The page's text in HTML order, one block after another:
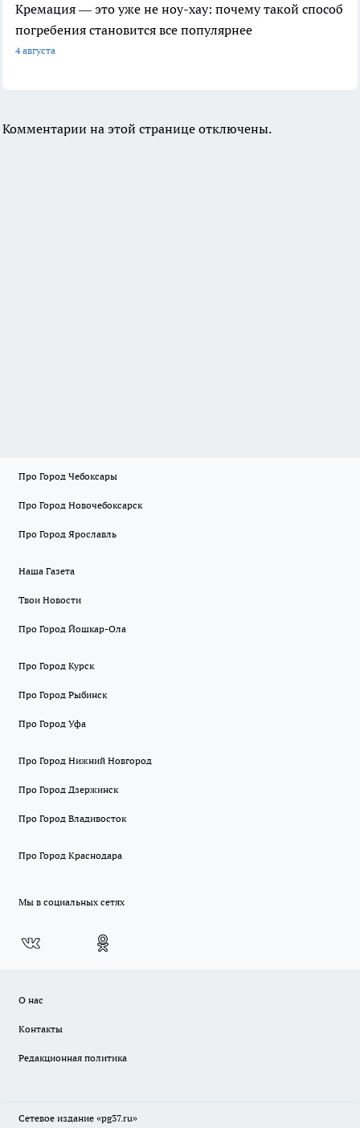
Кремация — это уже не ноу-хау: почему такой способ
погребения становится все популярнее
4 августа
Комментарии на этой странице отключены.
Про Город Чебоксары
Про Город Новочебоксарск
Про Город Ярославль
Наша Газета
Твои Новости
Про Город Йошкар-Ола
Про Город Курск
Про Город Рыбинск
Про Город Уфа
Про Город Нижний Новгород
Про Город Дзержинск
Про Город Владивосток
Про Город Краснодара
Мы в социальных сетях
О нас
Контакты
Редакционная политика
Сетевое издание «pg37.ru»